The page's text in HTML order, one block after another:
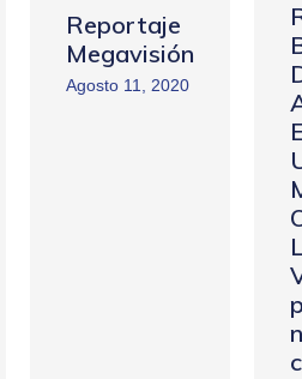
Reportaje
Megavisión
Agosto 11, 2020